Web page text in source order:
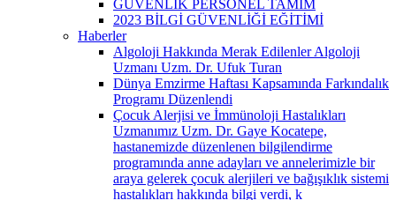
GÜVENLİK PERSONEL TAMİM
2023 BİLGİ GÜVENLİĞİ EĞİTİMİ
Haberler
Algoloji Hakkında Merak Edilenler Algoloji
Uzmanı Uzm. Dr. Ufuk Turan
Dünya Emzirme Haftası Kapsamında Farkındalık
Programı Düzenlendi
Çocuk Alerjisi ve İmmünoloji Hastalıkları
Uzmanımız Uzm. Dr. Gaye Kocatepe,
hastanemizde düzenlenen bilgilendirme
programında anne adayları ve annelerimizle bir
araya gelerek çocuk alerjileri ve bağışıklık sistemi
hastalıkları hakkında bilgi verdi, k